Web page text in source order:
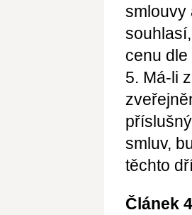
smlouvy
cenu
5. Má-li
smluv,
těchto
Článek